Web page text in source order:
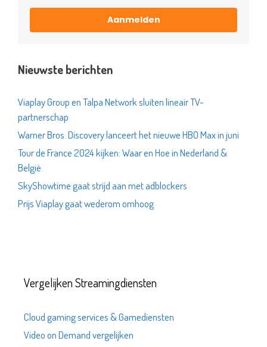
Aanmelden
Nieuwste berichten
Viaplay Group en Talpa Network sluiten lineair TV-
partnerschap
Warner Bros. Discovery lanceert het nieuwe HBO Max in juni
Tour de France 2024 kijken: Waar en Hoe in Nederland &
België
SkyShowtime gaat strijd aan met adblockers
Prijs Viaplay gaat wederom omhoog
Vergelijken Streamingdiensten
Cloud gaming services & Gamediensten
Video on Demand vergelijken